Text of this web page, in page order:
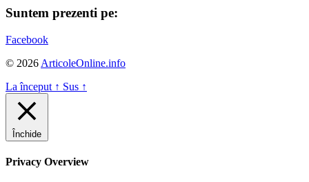
Suntem prezenti pe:
Facebook
© 2026 ArticoleOnline.info
La început ↑ Sus ↑
Închide
Privacy Overview